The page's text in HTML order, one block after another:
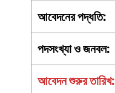
আবেদনের পদ্ধতি:
পদসংখ্যা ও জনবল:
আবেদন শুরুর তারিখ: